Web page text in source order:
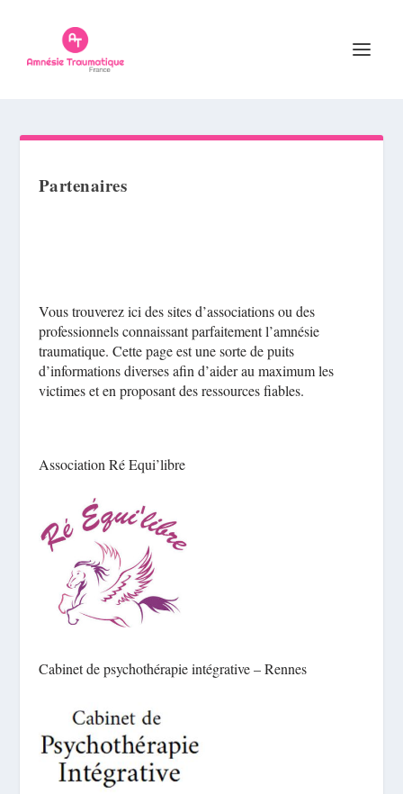
Partenaires
Vous trouverez ici des sites d’associations ou des
professionnels connaissant parfaitement l’amnésie
traumatique. Cette page est une sorte de puits
d’informations diverses afin d’aider au maximum les
victimes et en proposant des ressources fiables.
Association Ré Equi’libre
Cabinet de psychothérapie intégrative – Rennes